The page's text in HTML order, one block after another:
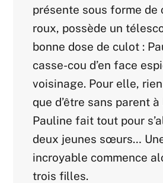
présente sous forme de
roux, possède un
bonne dose de culot :
casse-cou d’en face
voisinage. Pour elle,
que d’être sans parent
Pauline fait tout pour
deux jeunes sœurs…
incroyable commence
trois filles.